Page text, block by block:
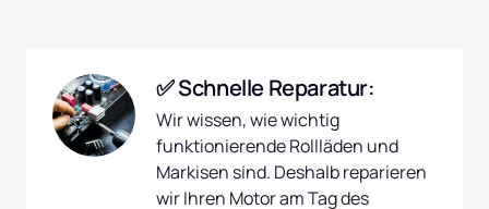
✅ Schnelle Reparatur:
Wir wissen, wie wichtig
funktionierende Rollläden und
Markisen sind. Deshalb reparieren
wir Ihren Motor am Tag des